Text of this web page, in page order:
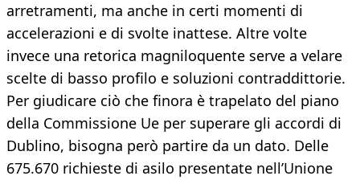
arretramenti, ma anche in certi momenti di
accelerazioni e di svolte inattese. Altre volte
invece una retorica magniloquente serve a velare
scelte di basso profilo e soluzioni contraddittorie.
Per giudicare ciò che finora è trapelato del piano
della Commissione Ue per superare gli accordi di
Dublino, bisogna però partire da un dato. Delle
675.670 richieste di asilo presentate nell’Unione